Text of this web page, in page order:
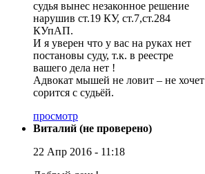
судья вынес незаконное решение
нарушив ст.19 КУ, ст.7,ст.284
КУпАП.
И я уверен что у вас на руках нет
постановы суду, т.к. в реестре
вашего дела нет !
Адвокат мышей не ловит – не хочет
сорится с судьёй.
просмотр
Виталий (не проверено)
22 Апр 2016 - 11:18